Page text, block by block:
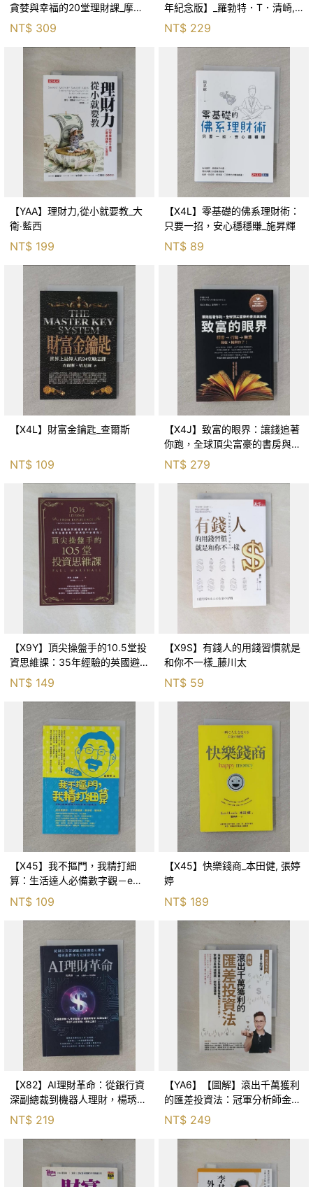
貪婪與幸福的20堂理財課_摩
根．豪瑟, 周玉文
NT$ 309
年紀念版】_羅勃特．T．清崎,
MTS 翻譯團隊
NT$ 229
【YAA】理財力,從小就要教_大
衛‧藍西
NT$ 199
【X4L】零基礎的佛系理財術：
只要一招，安心穩穩賺_施昇輝
NT$ 89
【X4L】財富金鑰匙_查爾斯
NT$ 109
【X4J】致富的眼界：讓錢追著
你跑，全球頂尖富豪的書房與思
維_Rich-Paca 姜然柱, 譯者：
Loui
NT$ 279
【X9Y】頂尖操盤手的10.5堂投
資思維課：35年經驗的英國避
險基金巨頭，洞察金融市場，精
準選中好標的！_保羅‧馬歇爾,
陳珮榆
NT$ 149
【X9S】有錢人的用錢習慣就是
和你不一樣_藤川太
NT$ 59
【X45】我不摳門，我精打細
算：生活達人必備數字觀－e商
朝25_富老爹
NT$ 109
【X45】快樂錢商_本田健, 張婷
婷
NT$ 189
【X82】AI理財革命：從銀行資
深副總裁到機器人理財，楊琇惠
帶你看見財富的未來_楊琇惠, 沈
勤譽
NT$ 219
【YA6】【圖解】滾出千萬獲利
的匯差投資法：冠軍分析師金牌
獵人從零開始傳授「獨創活K
線」，掌握交易時間週期，輕鬆
賺匯差_金牌獵人（朱均澤）
NT$ 249